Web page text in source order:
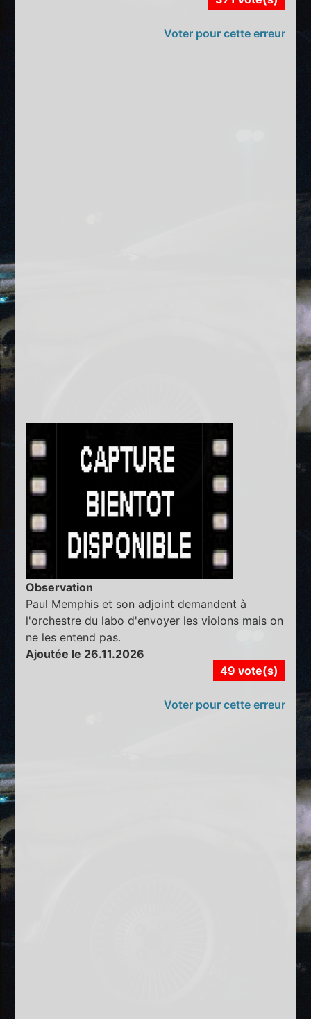
Voter pour cette erreur
Observation
Paul Memphis et son adjoint demandent à
l'orchestre du labo d'envoyer les violons mais on
ne les entend pas.
Ajoutée le 26.11.2026
49 vote(s)
Voter pour cette erreur